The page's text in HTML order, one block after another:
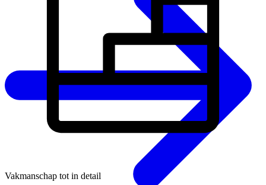
Vakmanschap tot in detail